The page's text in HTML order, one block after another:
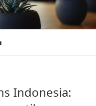
Indonesia: